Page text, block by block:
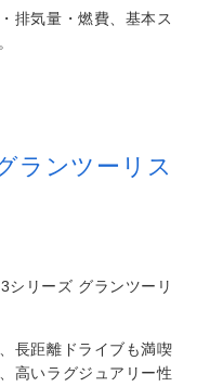
排気量・燃費、基本ス
ランツーリス
シリーズ グランツーリ
長距離ドライブも満喫
高いラグジュアリー性